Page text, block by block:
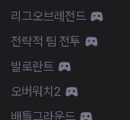
리그오브레전드
전략적 팀 전투
발로란트
오버워치2
배틀그라운드